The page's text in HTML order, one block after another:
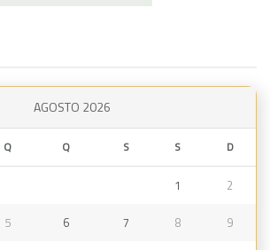
AGOSTO 2026
Q Q S S D
1 2
5 6 7 8 9